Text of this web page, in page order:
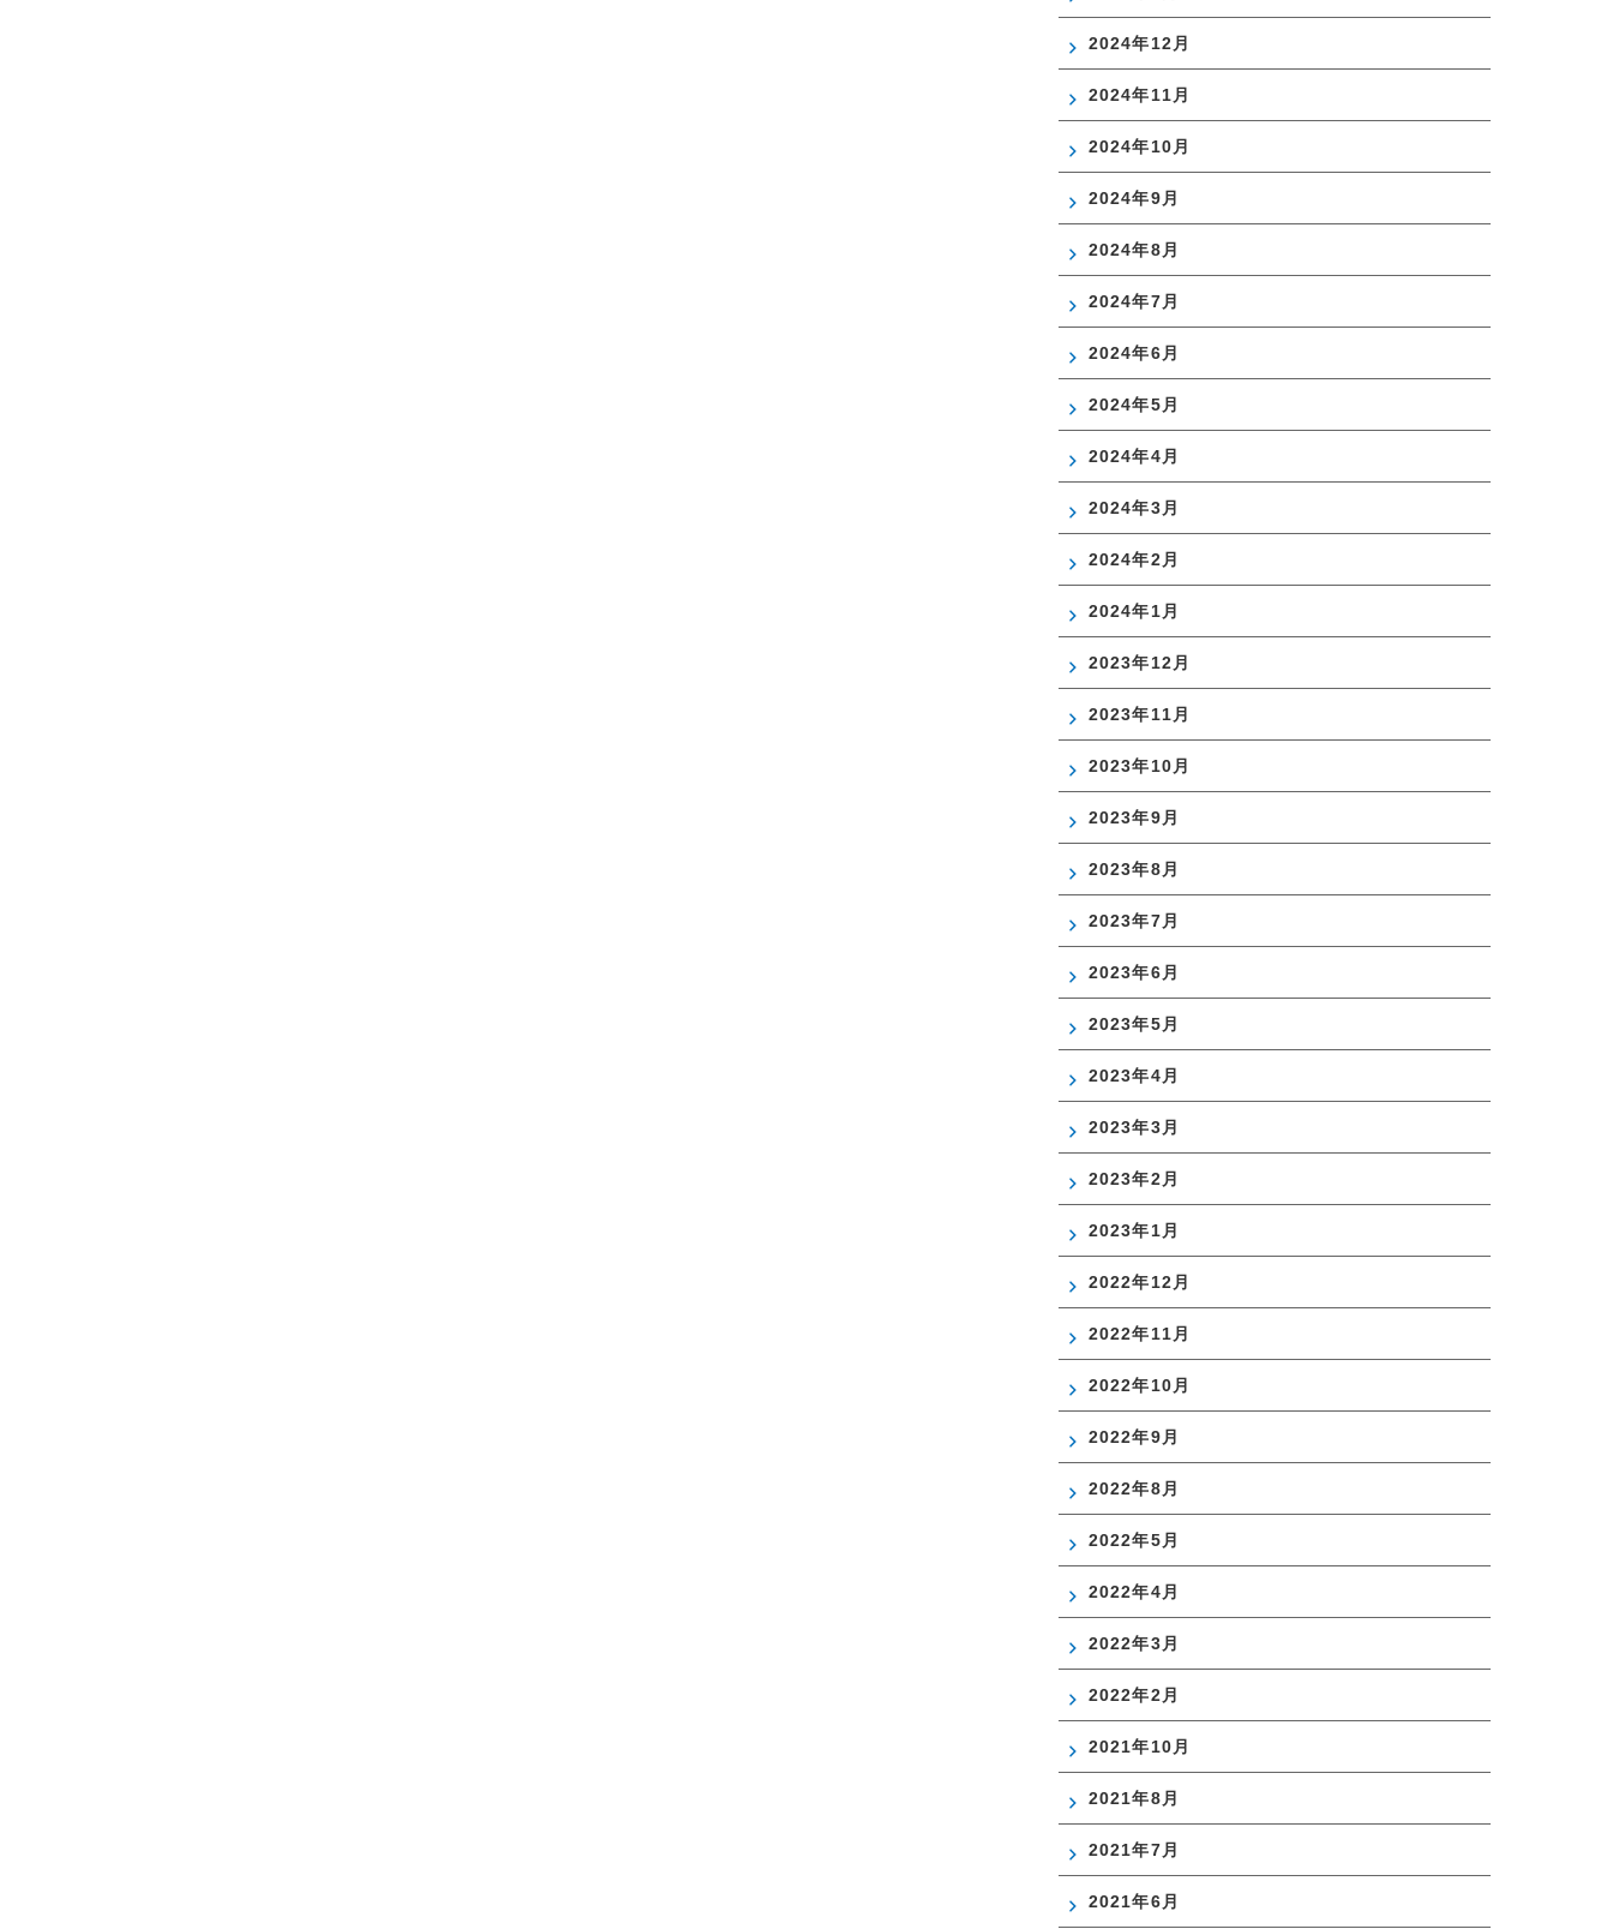
2024年12月
2024年11月
2024年10月
2024年9月
2024年8月
2024年7月
2024年6月
2024年5月
2024年4月
2024年3月
2024年2月
2024年1月
2023年12月
2023年11月
2023年10月
2023年9月
2023年8月
2023年7月
2023年6月
2023年5月
2023年4月
2023年3月
2023年2月
2023年1月
2022年12月
2022年11月
2022年10月
2022年9月
2022年8月
2022年5月
2022年4月
2022年3月
2022年2月
2021年10月
2021年8月
2021年7月
2021年6月